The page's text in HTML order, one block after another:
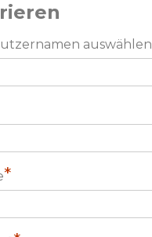
auswählen
*